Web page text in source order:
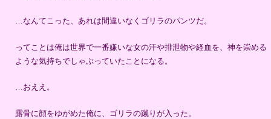
…なんてこった、あれは間違いなくゴリラのパンツだ。
ってことは俺は世界で一番嫌いな女の汗や排泄物や経血を、神を崇める
ような気持ちでしゃぶっていたことになる。
…おええ。
露骨に顔をゆがめた俺に、ゴリラの蹴りが入った。